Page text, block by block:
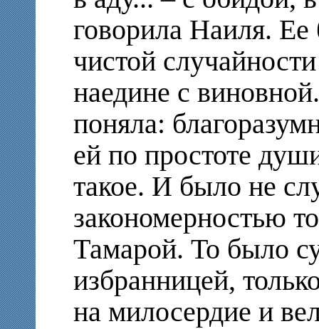
говорила Наиля. Ее
чистой
наедине с
поняла:
ей по простоте
такое. И было не
закономерностью
Тамарой. То было
избранницей,
на милосердие и